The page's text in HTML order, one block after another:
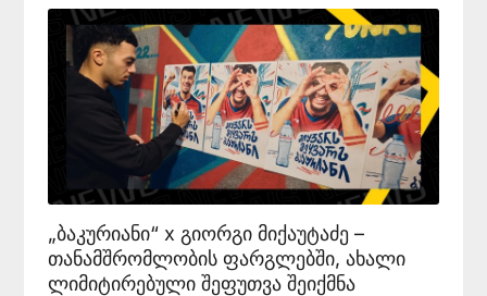
„ბაკურიანი“ x გიორგი მიქაუტაძე –
თანამშრომლობის ფარგლებში, ახალი
ლიმიტირებული შეფუთვა შეიქმნა